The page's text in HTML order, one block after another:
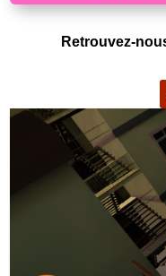
Retrouvez-